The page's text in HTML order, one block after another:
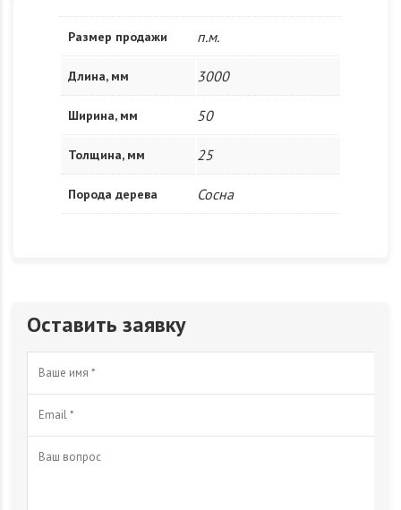
Размер продажи п.м.
Длина, мм 3000
Ширина, мм 50
Толщина, мм 25
Порода дерева Сосна
Оставить заявку